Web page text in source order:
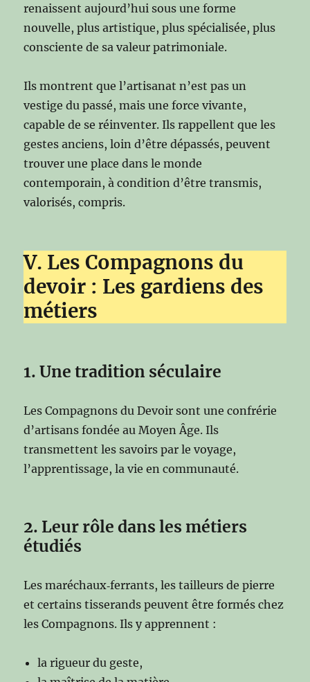
renaissent aujourd’hui sous une forme
nouvelle, plus artistique, plus spécialisée, plus
consciente de sa valeur patrimoniale.
Ils montrent que l’artisanat n’est pas un
vestige du passé, mais une force vivante,
capable de se réinventer. Ils rappellent que les
gestes anciens, loin d’être dépassés, peuvent
trouver une place dans le monde
contemporain, à condition d’être transmis,
valorisés, compris.
V. Les Compagnons du
devoir : Les gardiens des
métiers
1. Une tradition séculaire
Les Compagnons du Devoir sont une confrérie
d’artisans fondée au Moyen Âge. Ils
transmettent les savoirs par le voyage,
l’apprentissage, la vie en communauté.
2. Leur rôle dans les métiers
étudiés
Les maréchaux‑ferrants, les tailleurs de pierre
et certains tisserands peuvent être formés chez
les Compagnons. Ils y apprennent :
la rigueur du geste,